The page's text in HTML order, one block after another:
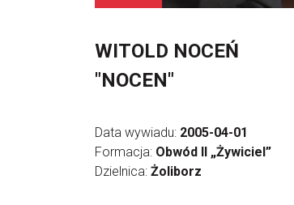
WITOLD NOCEŃ
"NOCEN"
Data wywiadu: 2005-04-01
Formacja: Obwód II „Żywiciel”
Dzielnica: Żoliborz